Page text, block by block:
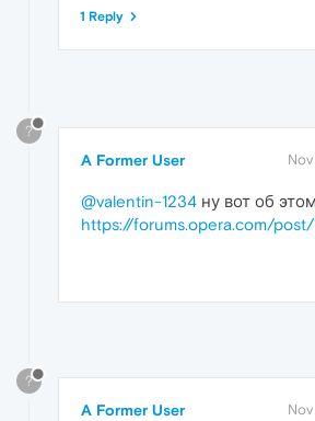
1 Reply
?
A Former User
@valentin-1234 ну вот об
https://forums.opera.com/
?
A Former User